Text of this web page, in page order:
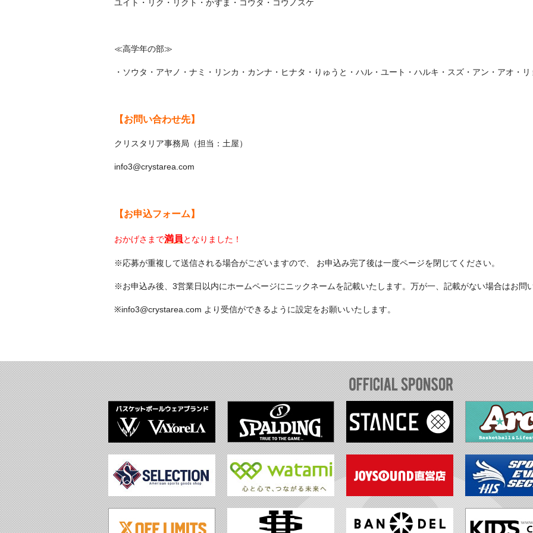
ユイト・リク・リクト・かずま・コウタ・コウノスケ
≪高学年の部≫
・ソウタ・アヤノ・ナミ・リンカ・カンナ・ヒナタ・りゅうと・ハル・ユート・ハルキ・スズ・アン・アオ・
【お問い合わせ先】
クリスタリア事務局（担当：土屋）
info3@crystarea.com
【お申込フォーム】
おかげさまで満員となりました！
※応募が重複して送信される場合がございますので、 お申込み完了後は一度ページを閉じてください。
※お申込み後、3営業日以内にホームページにニックネームを記載いたします。万が一、記載がない場合はお問
※info3@crystarea.com より受信ができるように設定をお願いいたします。